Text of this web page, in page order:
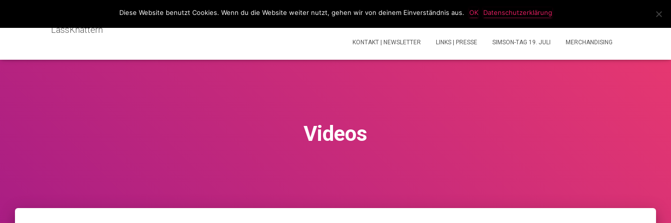
LassKnattern
SIMSONBLOG „LASS KNATTERN“ SIMSON TOUREN | VIDEOS 2 TAKT GEMISCHRECHNER
KONTAKT | NEWSLETTER LINKS | PRESSE SIMSON-TAG 19. JULI MERCHANDISING
Videos
Diese Website benutzt Cookies. Wenn du die Website weiter nutzt, gehen wir von deinem Einverständnis aus. OK Datenschutzerklärung